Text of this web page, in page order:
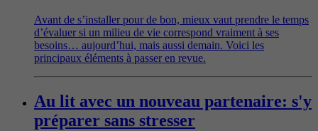
Avant de s’installer pour de bon, mieux vaut prendre le temps
d’évaluer si un milieu de vie correspond vraiment à ses
besoins… aujourd’hui, mais aussi demain. Voici les
principaux éléments à passer en revue.
Au lit avec un nouveau partenaire: s'y
préparer sans stresser